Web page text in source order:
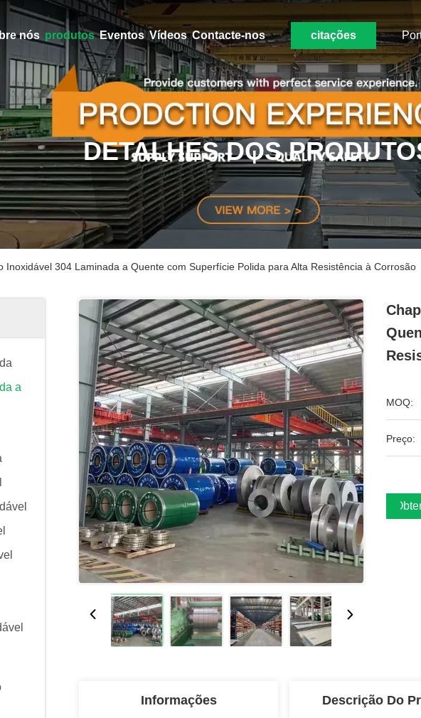
nós produtos Eventos Vídeos Contacte-nos citações
DETALHES DOS
Inoxidável 304 Laminada a Quente com Superfície Polida para Alta Resistência à Corrosão
a
MOQ:
Preço:
Informações Descrição Do